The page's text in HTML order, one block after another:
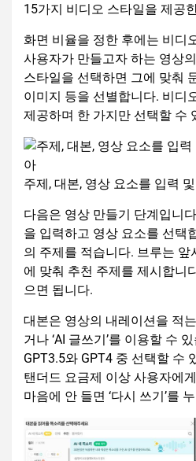
15가지 비디오 스타일을 제공
화면 비율을 정한 후에는 비디
사용자가 만들고자 하는 영상
스타일을 선택하면 그에 맞춰
이미지 등을 선별합니다. 비디
제공하며 한 가지만 선택할 수
주제, 대본, 영상 요소를 입력
다음은 영상 만들기 단계입니
을 입력하고 영상 요소를 선택
의 주제를 적습니다. 브루는 앞
에 맞춰 추천 주제를 제시합니
으면 됩니다.
대본은 영상의 내레이션을 적
거나 ‘AI 글쓰기’를 이용할 수
GPT3.5와 GPT4 중 선택할 수
탠더드 요금제 이상 사용자에
마음에 안 들면 ‘다시 쓰기’를